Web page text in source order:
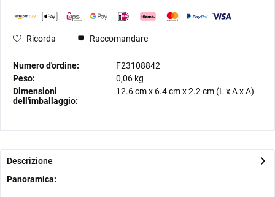
Ricorda Raccomandare
Numero d'ordine:
F23108842
Peso:
0,06 kg
Dimensioni
dell'imballaggio:
12.6 cmx 6.4 cmx2.2 cm (L x A x A)
Descrizione
Panoramica: